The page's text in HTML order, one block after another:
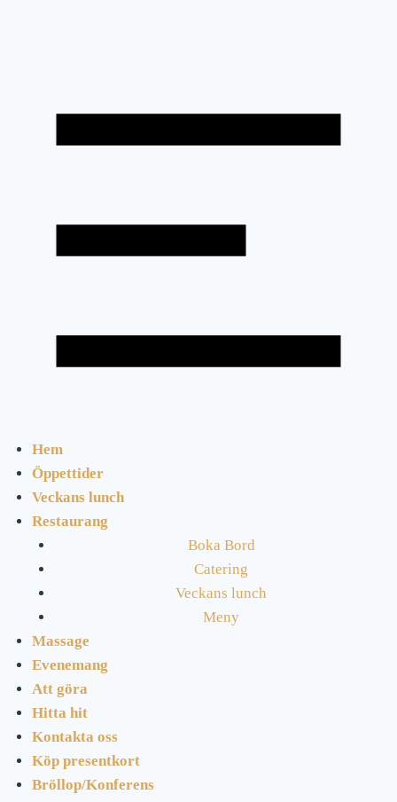
Hem
Öppettider
Veckans lunch
Restaurang
Boka Bord
Catering
Veckans lunch
Meny
Massage
Evenemang
Att göra
Hitta hit
Kontakta oss
Köp presentkort
Bröllop/Konferens